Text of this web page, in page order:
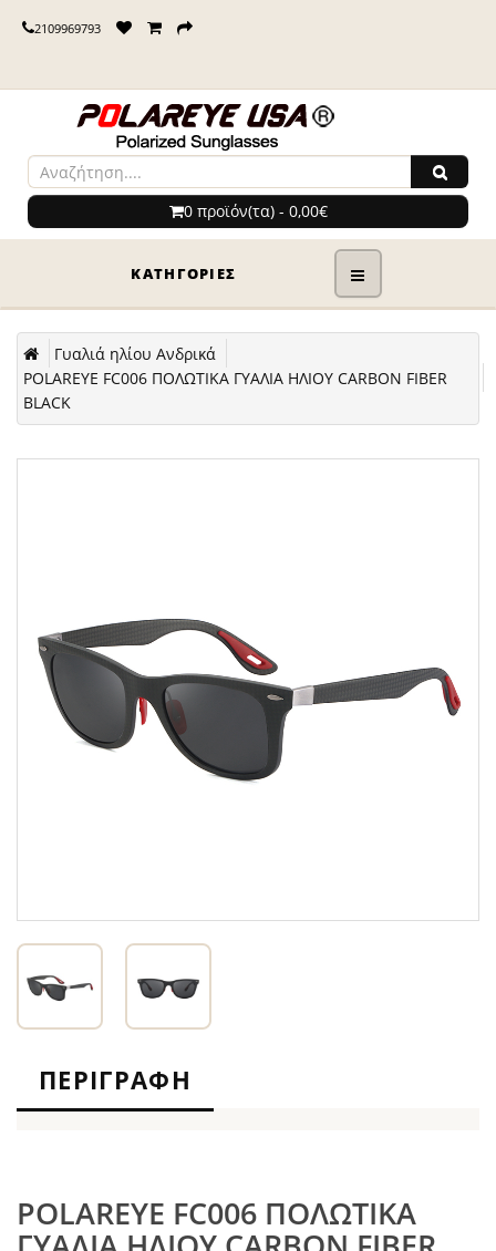
2109969793
0 προϊόν(τα) - 0,00€
ΚΑΤΗΓΟΡΊΕΣ
Γυαλιά ηλίου Ανδρικά
POLAREYE FC006 ΠΟΛΩΤΙΚΑ ΓΥΑΛΙΑ ΗΛΙΟΥ CARBON FIBER
BLACK
ΠΕΡΙΓΡΑΦΉ
POLAREYE FC006 ΠΟΛΩΤΙΚΑ